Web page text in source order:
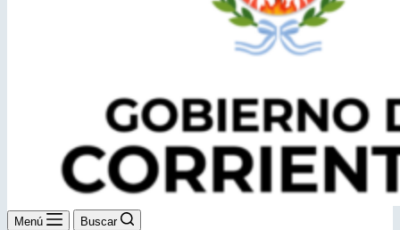
Menú Buscar